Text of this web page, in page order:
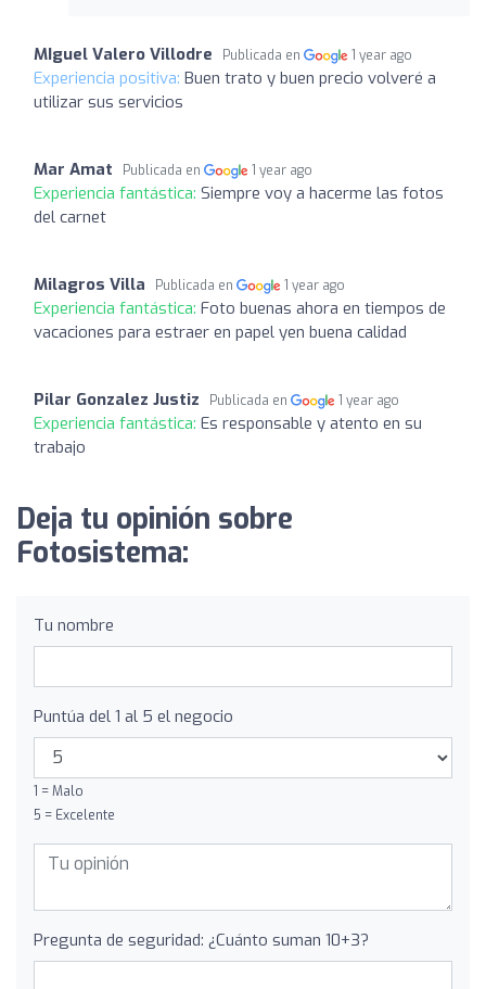
MIguel Valero Villodre Publicada en 1 year ago
Experiencia positiva: Buen trato y buen precio volveré a
utilizar sus servicios
Mar Amat Publicada en 1 year ago
Experiencia fantástica: Siempre voy a hacerme las fotos
del carnet
Milagros Villa Publicada en 1 year ago
Experiencia fantástica: Foto buenas ahora en tiempos de
vacaciones para estraer en papel yen buena calidad
Pilar Gonzalez Justiz Publicada en 1 year ago
Experiencia fantástica: Es responsable y atento en su
trabajo
Deja tu opinión sobre
Fotosistema:
Tu nombre
Puntúa del 1 al 5 el negocio
1 = Malo
5 = Excelente
Pregunta de seguridad: ¿Cuánto suman 10+3?